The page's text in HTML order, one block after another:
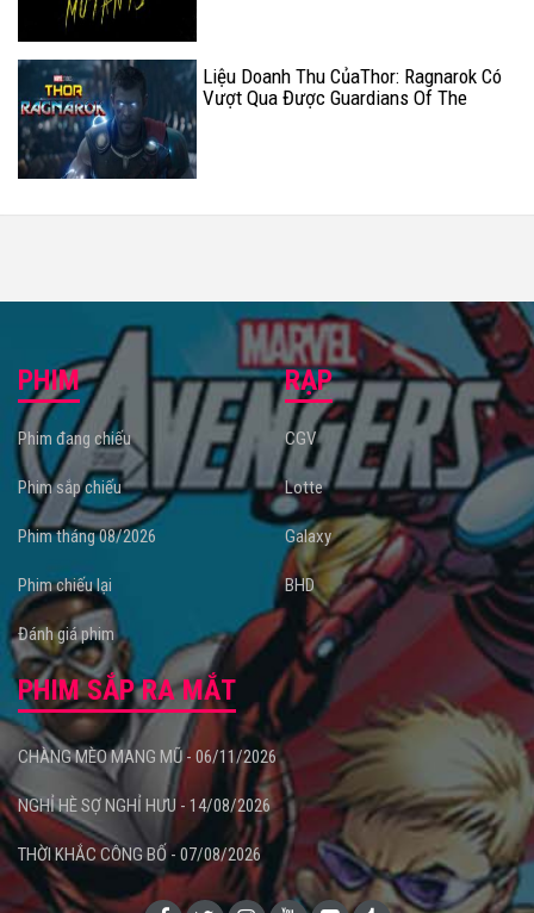
Liệu Doanh Thu CủaThor: Ragnarok Có
Vượt Qua Được Guardians Of The
PHIM
Phim đang chiếu
Phim sắp chiếu
Phim tháng 08/2026
Phim chiếu lại
Đánh giá phim
RẠP
CGV
Lotte
Galaxy
BHD
PHIM SẮP RA MẮT
CHÀNG MÈO MANG MŨ - 06/11/2026
NGHỈ HÈ SỢ NGHỈ HƯU - 14/08/2026
THỜI KHẮC CÔNG BỐ - 07/08/2026